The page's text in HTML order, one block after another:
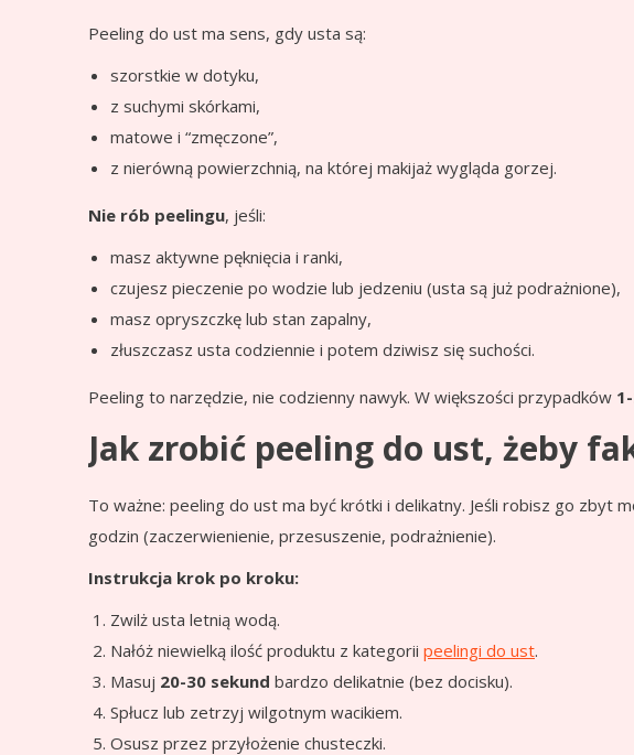
Peeling do ust ma sens, gdy usta są:
szorstkie w dotyku,
z suchymi skórkami,
matowe i “zmęczone”,
z nierówną powierzchnią, na której makijaż wygląda gorzej.
Nie rób peelingu, jeśli:
masz aktywne pęknięcia i ranki,
czujesz pieczenie po wodzie lub jedzeniu (usta są już podrażnione),
masz opryszczkę lub stan zapalny,
złuszczasz usta codziennie i potem dziwisz się suchości.
Peeling to narzędzie, nie codzienny nawyk. W większości przypadków
Jak zrobić peeling do ust, żeby
To ważne: peeling do ust ma być krótki i delikatny. Jeśli robisz go zbyt
godzin (zaczerwienienie, przesuszenie, podrażnienie).
Instrukcja krok po kroku:
Zwilż usta letnią wodą.
Nałóż niewielką ilość produktu z kategorii peelingi do ust.
Masuj 20-30 sekund bardzo delikatnie (bez docisku).
Spłucz lub zetrzyj wilgotnym wacikiem.
Osusz przez przyłożenie chusteczki.